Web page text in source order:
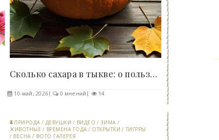
Сколько сахара в тыкве: о пользе и сладости этого..
10-май, 2026 0 мнений 14
ПРИРОДА / ДЕВУШКИ / ВИДЕО / ЗИМА /
ЖИВОТНЫЕ / ВРЕМЕНА ГОДА / ОТКРЫТКИ / ТИГРРЫ
/ ВЕСНА / ФОТО ГАЛЕРЕЯ